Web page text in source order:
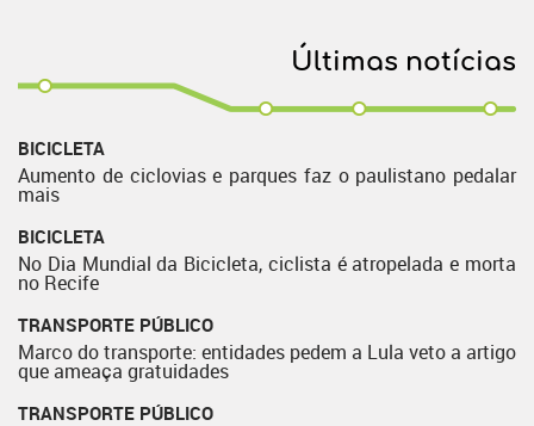
Últimas notícias
BICICLETA
Aumento de ciclovias e parques faz o paulistano pedalar
mais
BICICLETA
No Dia Mundial da Bicicleta, ciclista é atropelada e morta
no Recife
TRANSPORTE PÚBLICO
Marco do transporte: entidades pedem a Lula veto a artigo
que ameaça gratuidades
TRANSPORTE PÚBLICO